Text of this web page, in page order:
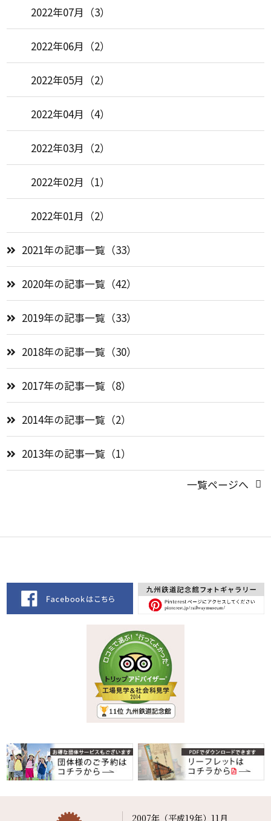
2022年07月（3）
2022年06月（2）
2022年05月（2）
2022年04月（4）
2022年03月（2）
2022年02月（1）
2022年01月（2）
2021年の記事一覧（33）
2020年の記事一覧（42）
2019年の記事一覧（33）
2018年の記事一覧（30）
2017年の記事一覧（8）
2014年の記事一覧（2）
2013年の記事一覧（1）
一覧ページへ
2007年（平成19年）11月